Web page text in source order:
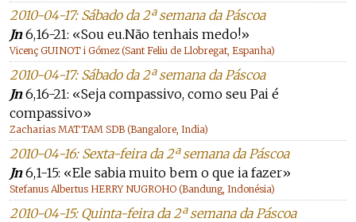
2010-04-17: Sábado da 2ª semana da Páscoa
Jn6,16-21: «Sou eu.Não tenhais medo!»
Vicenç GUINOT i Gómez (Sant Feliu de Llobregat, Espanha)
2010-04-17: Sábado da 2ª semana da Páscoa
Jn6,16-21: «Seja compassivo, como seu Pai é
compassivo»
Zacharias MATTAM SDB (Bangalore, India)
2010-04-16: Sexta-feira da 2ª semana da Páscoa
Jn6,1-15: «Ele sabia muito bem o que ia fazer»
Stefanus Albertus HERRY NUGROHO (Bandung, Indonésia)
2010-04-15: Quinta-feira da 2ª semana da Páscoa